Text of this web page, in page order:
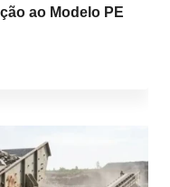
ao Modelo PE